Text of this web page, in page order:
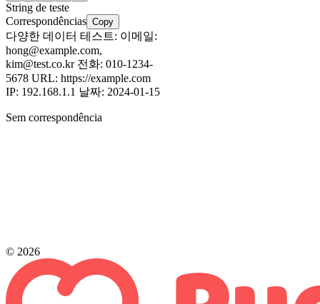
String de teste
Correspondências Copy
다양한 데이터 테스트: 이메일:
hong@example.com,
kim@test.co.kr 전화: 010-1234-
5678 URL: https://example.com
IP: 192.168.1.1 날짜: 2024-01-15
Sem correspondência
© 2026